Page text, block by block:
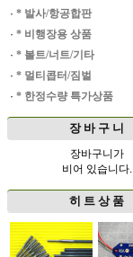
· * 발사/항공합판
· * 비행장용 상품
· * 볼트/너트/기타
· * 멀티콥터/짐벌
· * 한정수량 특가상품
장 바 구 니
장바구니가
비어 있습니다.
히 트 상 품